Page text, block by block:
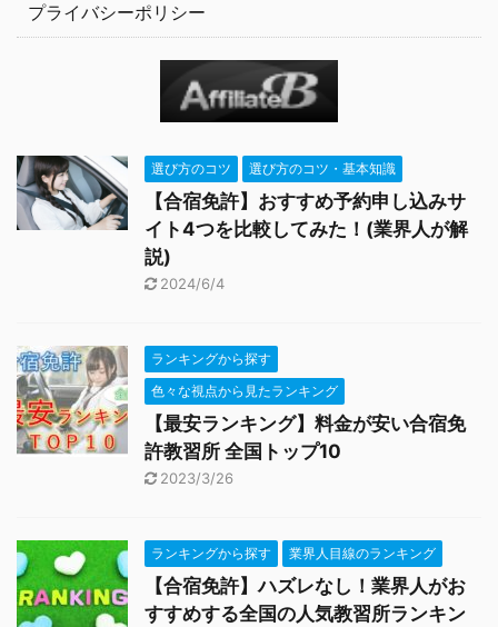
プライバシーポリシー
選び方のコツ 選び方のコツ・基本知識
【合宿免許】おすすめ予約申し込みサ
イト4つを比較してみた！(業界人が解
説)
2024/6/4
ランキングから探す
色々な視点から見たランキング
【最安ランキング】料金が安い合宿免
許教習所 全国トップ10
2023/3/26
ランキングから探す 業界人目線のランキング
【合宿免許】ハズレなし！業界人がお
すすめする全国の人気教習所ランキン